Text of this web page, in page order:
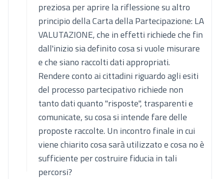
preziosa per aprire la riflessione su altro
principio della Carta della Partecipazione: LA
VALUTAZIONE, che in effetti richiede che fin
dall'inizio sia definito cosa si vuole misurare
e che siano raccolti dati appropriati.
Rendere conto ai cittadini riguardo agli esiti
del processo partecipativo richiede non
tanto dati quanto "risposte", trasparenti e
comunicate, su cosa si intende fare delle
proposte raccolte. Un incontro finale in cui
viene chiarito cosa sarà utilizzato e cosa no è
sufficiente per costruire fiducia in tali
percorsi?